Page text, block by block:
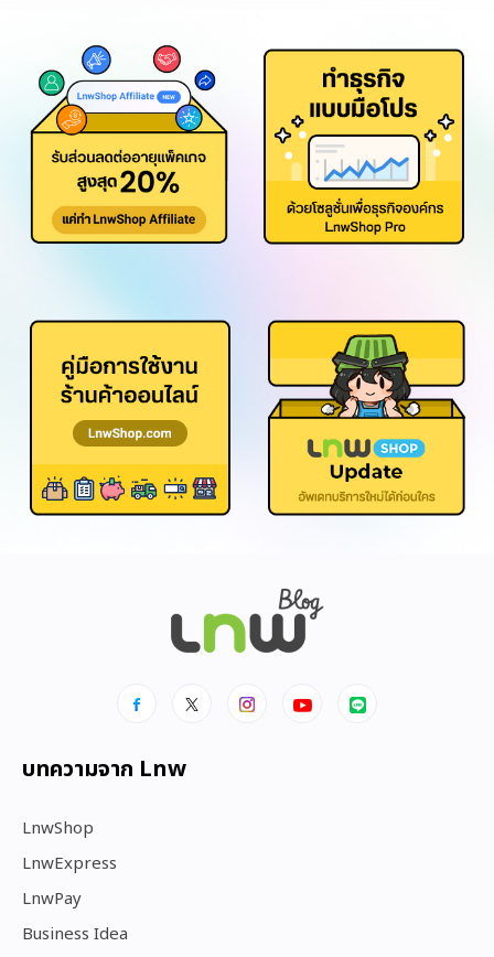
บทความจาก Lnw
LnwShop
LnwExpress
LnwPay
Business Idea